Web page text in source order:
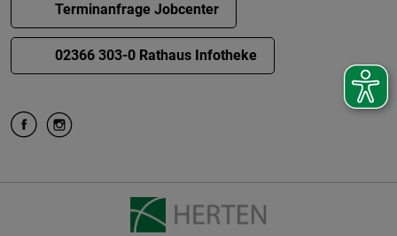
Terminanfrage Jobcenter
02366 303-0 Rathaus Infotheke